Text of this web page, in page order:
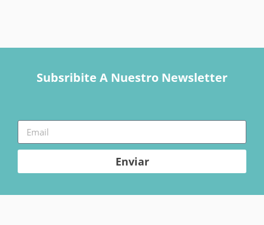
Subsribite A Nuestro Newsletter
Enviar